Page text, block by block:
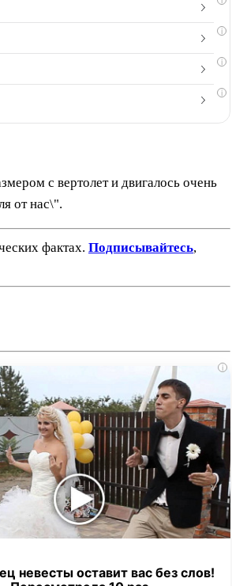
i
i
i
с вертолет и двигалось очень
от нас\".
фактах. Подписывайтесь,
i
невесты оставит вас без слов!